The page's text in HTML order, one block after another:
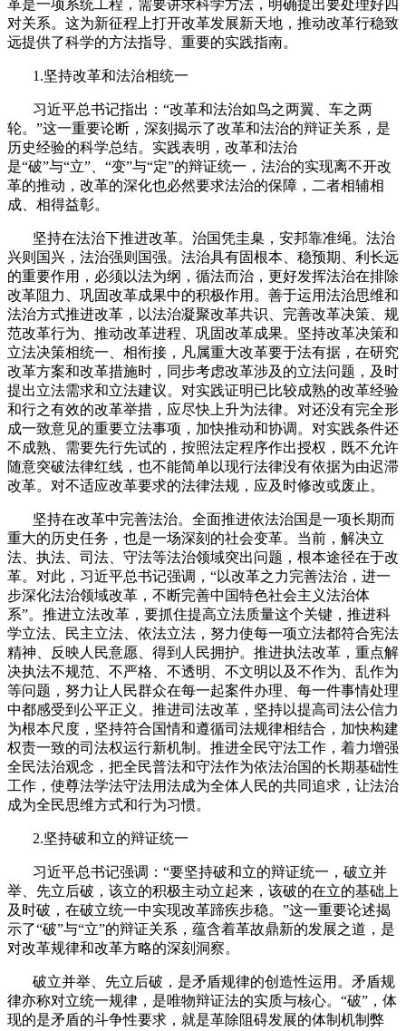
革是一项系统工程，需要讲求科学方法，明确提出要处理好四
对关系。这为新征程上打开改革发展新天地，推动改革行稳致
远提供了科学的方法指导、重要的实践指南。
1.坚持改革和法治相统一
习近平总书记指出：“改革和法治如鸟之两翼、车之两
轮。”这一重要论断，深刻揭示了改革和法治的辩证关系，是
历史经验的科学总结。实践表明，改革和法治
是“破”与“立”、“变”与“定”的辩证统一，法治的实现离不开改
革的推动，改革的深化也必然要求法治的保障，二者相辅相
成、相得益彰。
坚持在法治下推进改革。治国凭圭臬，安邦靠准绳。法治
兴则国兴，法治强则国强。法治具有固根本、稳预期、利长远
的重要作用，必须以法为纲，循法而治，更好发挥法治在排除
改革阻力、巩固改革成果中的积极作用。善于运用法治思维和
法治方式推进改革，以法治凝聚改革共识、完善改革决策、规
范改革行为、推动改革进程、巩固改革成果。坚持改革决策和
立法决策相统一、相衔接，凡属重大改革要于法有据，在研究
改革方案和改革措施时，同步考虑改革涉及的立法问题，及时
提出立法需求和立法建议。对实践证明已比较成熟的改革经验
和行之有效的改革举措，应尽快上升为法律。对还没有完全形
成一致意见的重要立法事项，加快推动和协调。对实践条件还
不成熟、需要先行先试的，按照法定程序作出授权，既不允许
随意突破法律红线，也不能简单以现行法律没有依据为由迟滞
改革。对不适应改革要求的法律法规，应及时修改或废止。
坚持在改革中完善法治。全面推进依法治国是一项长期而
重大的历史任务，也是一场深刻的社会变革。当前，解决立
法、执法、司法、守法等法治领域突出问题，根本途径在于改
革。对此，习近平总书记强调，“以改革之力完善法治，进一
步深化法治领域改革，不断完善中国特色社会主义法治体
系”。推进立法改革，要抓住提高立法质量这个关键，推进科
学立法、民主立法、依法立法，努力使每一项立法都符合宪法
精神、反映人民意愿、得到人民拥护。推进执法改革，重点解
决执法不规范、不严格、不透明、不文明以及不作为、乱作为
等问题，努力让人民群众在每一起案件办理、每一件事情处理
中都感受到公平正义。推进司法改革，坚持以提高司法公信力
为根本尺度，坚持符合国情和遵循司法规律相结合，加快构建
权责一致的司法权运行新机制。推进全民守法工作，着力增强
全民法治观念，把全民普法和守法作为依法治国的长期基础性
工作，使尊法学法守法用法成为全体人民的共同追求，让法治
成为全民思维方式和行为习惯。
2.坚持破和立的辩证统一
习近平总书记强调：“要坚持破和立的辩证统一，破立并
举、先立后破，该立的积极主动立起来，该破的在立的基础上
及时破，在破立统一中实现改革蹄疾步稳。”这一重要论述揭
示了“破”与“立”的辩证关系，蕴含着革故鼎新的发展之道，是
对改革规律和改革方略的深刻洞察。
破立并举、先立后破，是矛盾规律的创造性运用。矛盾规
律亦称对立统一规律，是唯物辩证法的实质与核心。“破”，体
现的是矛盾的斗争性要求，就是革除阻碍发展的体制机制弊